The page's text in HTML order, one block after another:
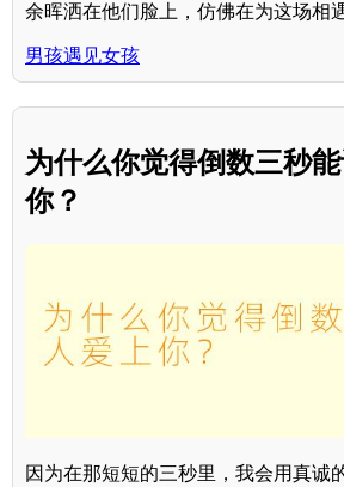
余晖洒在他们脸上，仿佛在为这场相
男孩遇见女孩
为什么你觉得倒数三秒
你？
因为在那短短的三秒里，我会用真诚